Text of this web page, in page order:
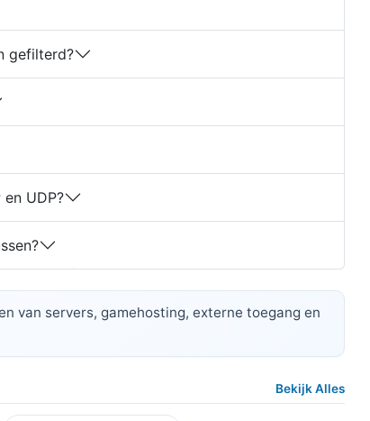
gefilterd?
UDP?
van servers, gamehosting, externe toegang en
Bekijk Alles